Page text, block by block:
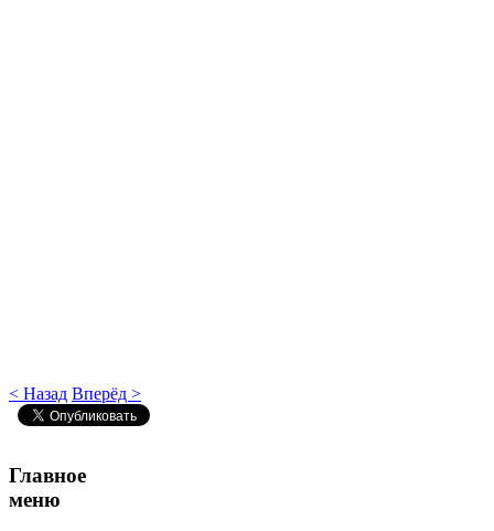
< Назад Вперёд >
Главное
меню